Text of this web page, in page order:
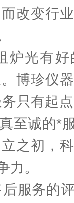
而改变行
光有好
博珍仪
只有起
至诚的*
之初，
力。
服务的